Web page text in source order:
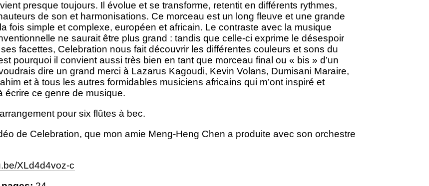
presque toujours. Il évolue et se transforme, retentit en différents rythmes,
de son et harmonisations. Ce morceau est un long fleuve et une grande
fois simple et complexe, européen et africain. Le contraste avec la musique
ne saurait être plus grand : tandis que celle-ci exprime le désespoir
facettes, Celebration nous fait découvrir les différentes couleurs et sons du
pourquoi il convient aussi très bien en tant que morceau final ou « bis » d’un
dire un grand merci à Lazarus Kagoudi, Kevin Volans, Dumisani Maraire,
et à tous les autres formidables musiciens africains qui m’ont inspiré et
écrire ce genre de musique.
pour six flûtes à bec.
de Celebration, que mon amie Meng-Heng Chen a produite avec son orchestre
XLd4d4voz-c